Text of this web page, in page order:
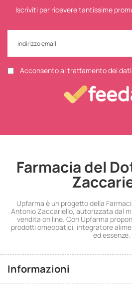
Iscriviti per ricevere tantissime
Acconsento al trattamento dei
Farmacia del
Upfarma è un progetto della
Antonio Zaccariello, autorizzata dal
vendita on line. Con Upfarma
prodotti omeopatici, integratore
ed essenze.
Informazioni